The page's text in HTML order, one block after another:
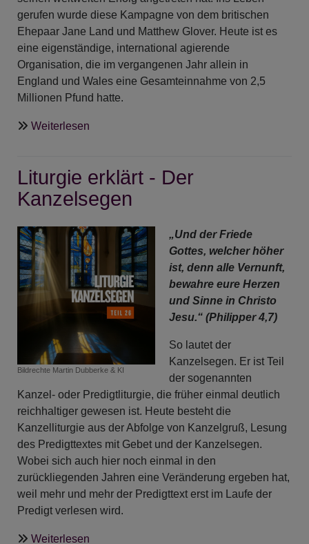
gerufen wurde diese Kampagne von dem britischen
Ehepaar Jane Land und Matthew Glover. Heute ist es
eine eigenständige, international agierende
Organisation, die im vergangenen Jahr allein in
England und Wales eine Gesamteinnahme von 2,5
Millionen Pfund hatte.
Weiterlesen
Liebe,
Liebe
Liturgie erklärt - Der
Kanzelsegen
Bildrechte Martin Dubberke & KI
„Und der Friede
Gottes, welcher höher
ist, denn alle Vernunft,
bewahre eure Herzen
und Sinne in Christo
Jesu.“ (Philipper 4,7)
So lautet der
Kanzelsegen. Er ist Teil
der sogenannten
Kanzel- oder Predigtliturgie, die früher einmal deutlich
reichhaltiger gewesen ist. Heute besteht die
Kanzelliturgie aus der Abfolge von Kanzelgruß, Lesung
des Predigttextes mit Gebet und der Kanzelsegen.
Wobei sich auch hier noch einmal in den
zurückliegenden Jahren eine Veränderung ergeben hat,
weil mehr und mehr der Predigttext erst im Laufe der
Predigt verlesen wird.
Weiterlesen